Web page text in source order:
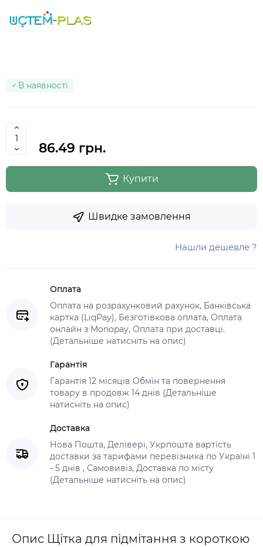
В наявності
86.49 грн.
Купити
Швидке замовлення
Нашли дешевле ?
Оплата
Оплата на розрахунковий рахунок, Банківська
картка (LiqPay), Безготівкова оплата, Оплата
онлайн з Monopay, Оплата при доставці.
(Детальніше натисніть на опис)
Гарантія
Гарантія 12 місяців Обмін та повернення
товару в продовж 14 днів (Детальніше
натисніть на опис)
Доставка
Нова Пошта, Делівері, Укрпошта вартість
доставки за тарифами перевізника по Україні 1
- 5 днів , Самовивіз, Доставка по місту
(Детальніше натисніть на опис)
Опис Щітка для підмітання з короткою